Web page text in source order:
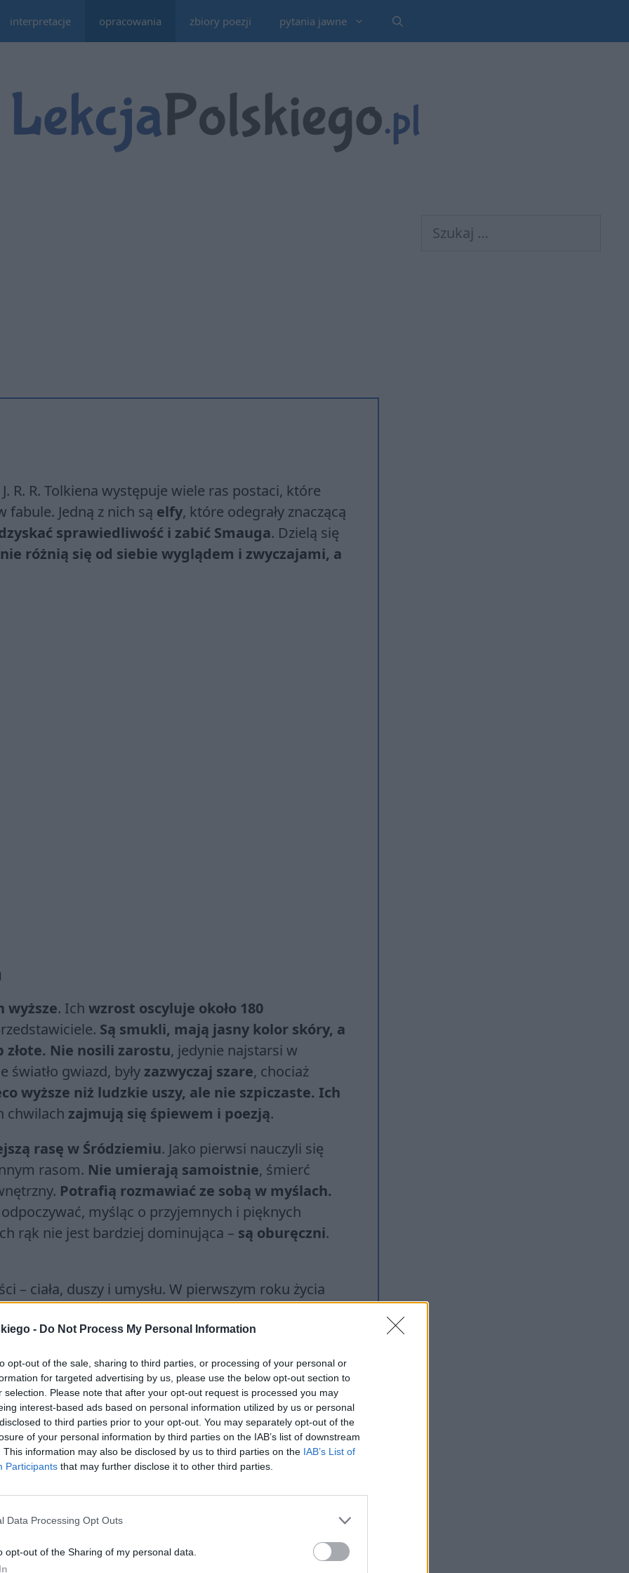
- Do Not Process My Personal Information
opt-out of the sale, sharing to third parties, or processing of your personal or
for targeted advertising by us, please use the below opt-out section to
selection. Please note that after your opt-out request is processed you may
interest-based ads based on personal information utilized by us or personal
to third parties prior to your opt-out. You may separately opt-out of the
of your personal information by third parties on the IAB’s list of downstream
This information may also be disclosed by us to third parties on the IAB’s List of
Participants that may further disclose it to other third parties.
Data Processing Opt Outs
opt-out of the Sharing of my personal data.
interpretacje opracowania zbiory poezji pytania jawne
R. R. Tolkiena występuje wiele ras postaci, które
Jedną z nich są elfy, które odegrały znaczącą
sprawiedliwość i zabić Smauga. Dzielą się
nie różnią się od siebie wyglądem i zwyczajami, a
wyższe. Ich wzrost oscyluje około 180
Są smukli, mają jasny kolor skóry, a
złote. Nie nosili zarostu, jedynie najstarsi w
światło gwiazd, byłyzazwyczaj szare, chociaż
wyższe niż ludzkie uszy, ale nie szpiczaste. Ich
chwilach zajmują się śpiewem i poezją.
rasę w Śródziemiu. Jako pierwsi nauczyli się
rasom. Nie umierają samoistnie, śmierć
Potrafią rozmawiać ze sobą w myślach.
myśląc o przyjemnych i pięknych
rąk nie jest bardziej dominująca – są oburęczni.
– ciała, duszy i umysłu. W pierwszym roku życia
około 50 lat. Są bardzo wierni swoim drugim
Wśród elfów nie zdarzają się przypadki
Są wielodzietni, ale pomiędzy kolejnymi